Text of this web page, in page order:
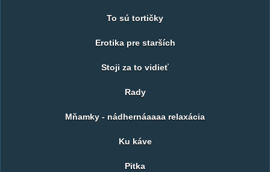
To sú tortičky
Erotika pre starších
Stoji za to vidieť
Rady
Mňamky - nádhernáaaaa relaxácia
Ku káve
Pitka